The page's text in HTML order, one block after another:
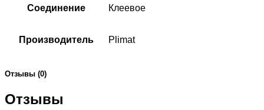
Соединение Клеевое
Производитель Plimat
Отзывы (0)
Отзывы